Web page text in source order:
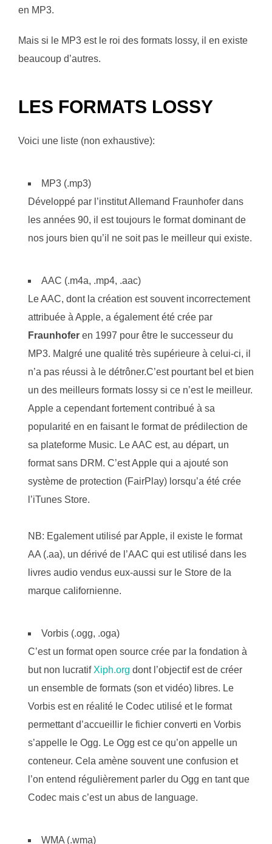
en MP3.
Mais si le MP3 est le roi des formats lossy, il en existe
beaucoup d’autres.
LES FORMATS LOSSY
Voici une liste (non exhaustive):
MP3 (.mp3)
Développé par l’institut Allemand Fraunhofer dans
les années 90, il est toujours le format dominant de
nos jours bien qu’il ne soit pas le meilleur qui existe.
AAC (.m4a, .mp4, .aac)
Le AAC, dont la création est souvent incorrectement
attribuée à Apple, a également été crée par
Fraunhofer en 1997 pour être le successeur du
MP3. Malgré une qualité très supérieure à celui-ci, il
n’a pas réussi à le détrôner.C’est pourtant bel et bien
un des meilleurs formats lossy si ce n’est le meilleur.
Apple a cependant fortement contribué à sa
popularité en en faisant le format de prédilection de
sa plateforme Music. Le AAC est, au départ, un
format sans DRM. C’est Apple qui a ajouté son
système de protection (FairPlay) lorsqu’a été crée
l’iTunes Store.
NB: Egalement utilisé par Apple, il existe le format
AA (.aa), un dérivé de l’AAC qui est utilisé dans les
livres audio vendus eux-aussi sur le Store de la
marque californienne.
Vorbis (.ogg, .oga)
C’est un format open source crée par la fondation à
but non lucratif Xiph.org dont l’objectif est de créer
un ensemble de formats (son et vidéo) libres. Le
Vorbis est en réalité le Codec utilisé et le format
permettant d’accueillir le fichier converti en Vorbis
s’appelle le Ogg. Le Ogg est ce qu’on appelle un
conteneur. Cela amène souvent une confusion et
l’on entend régulièrement parler du Ogg en tant que
Codec mais c’est un abus de language.
WMA (.wma)